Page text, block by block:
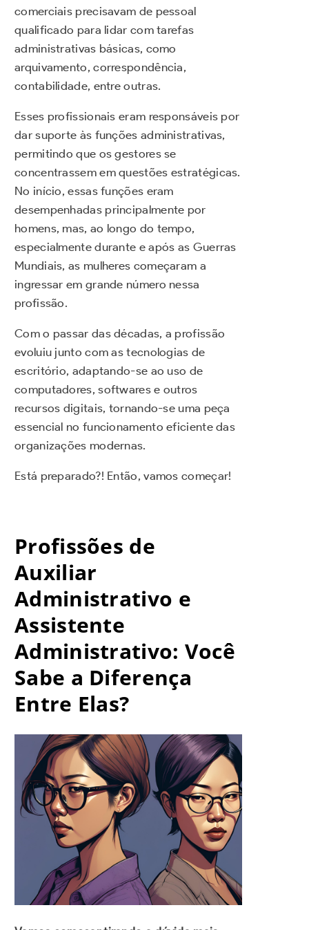
comerciais precisavam de pessoal
qualificado para lidar com tarefas
administrativas básicas, como
arquivamento, correspondência,
contabilidade, entre outras.
Esses profissionais eram responsáveis por
dar suporte às funções administrativas,
permitindo que os gestores se
concentrassem em questões estratégicas.
No início, essas funções eram
desempenhadas principalmente por
homens, mas, ao longo do tempo,
especialmente durante e após as Guerras
Mundiais, as mulheres começaram a
ingressar em grande número nessa
profissão.
Com o passar das décadas, a profissão
evoluiu junto com as tecnologias de
escritório, adaptando-se ao uso de
computadores, softwares e outros
recursos digitais, tornando-se uma peça
essencial no funcionamento eficiente das
organizações modernas.
Está preparado?! Então, vamos começar!
Profissões de
Auxiliar
Administrativo e
Assistente
Administrativo: Você
Sabe a Diferença
Entre Elas?